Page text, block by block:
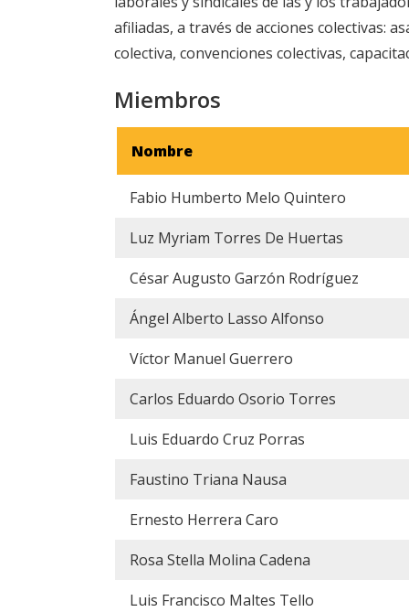
afiliadas, a través de acciones colectivas:
colectiva, convenciones colectivas,
Miembros
Nombre
Fabio Humberto Melo Quintero
Luz Myriam Torres De Huertas
César Augusto Garzón Rodríguez
Ángel Alberto Lasso Alfonso
Víctor Manuel Guerrero
Carlos Eduardo Osorio Torres
Luis Eduardo Cruz Porras
Faustino Triana Nausa
Ernesto Herrera Caro
Rosa Stella Molina Cadena
Luis Francisco Maltes Tello